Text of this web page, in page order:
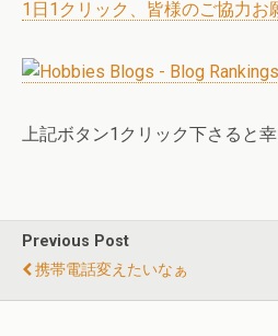
1日1クリック、皆様のご協力お
上記ボタン1クリック下さると幸
Previous Post
携帯電話変えたいなぁ